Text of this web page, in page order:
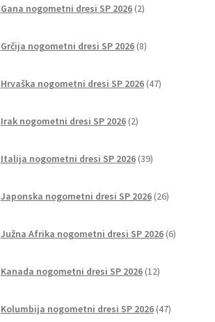
Gana nogometni dresi SP 2026 2izdelka
Grčija nogometni dresi SP 2026 8izdelkov
Hrvaška nogometni dresi SP 2026 47izdelkov
Irak nogometni dresi SP 2026 2izdelka
Italija nogometni dresi SP 2026 39izdelkov
Japonska nogometni dresi SP 2026 26izdelkov
Južna Afrika nogometni dresi SP 2026 6izdelkov
Kanada nogometni dresi SP 2026 12izdelkov
Kolumbija nogometni dresi SP 2026 47izdelkov